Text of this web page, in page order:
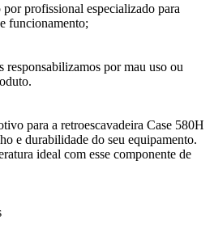
profissional especializado para
funcionamento;
responsabilizamos por mau uso ou
para a retroescavadeira Case 580H
e durabilidade do seu equipamento.
ideal com esse componente de